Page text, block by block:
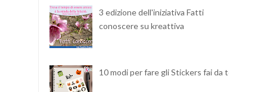
3 edizione dell'iniziativa Fatti
conoscere su kreattiva
10 modi per fare gli Stickers fai da te